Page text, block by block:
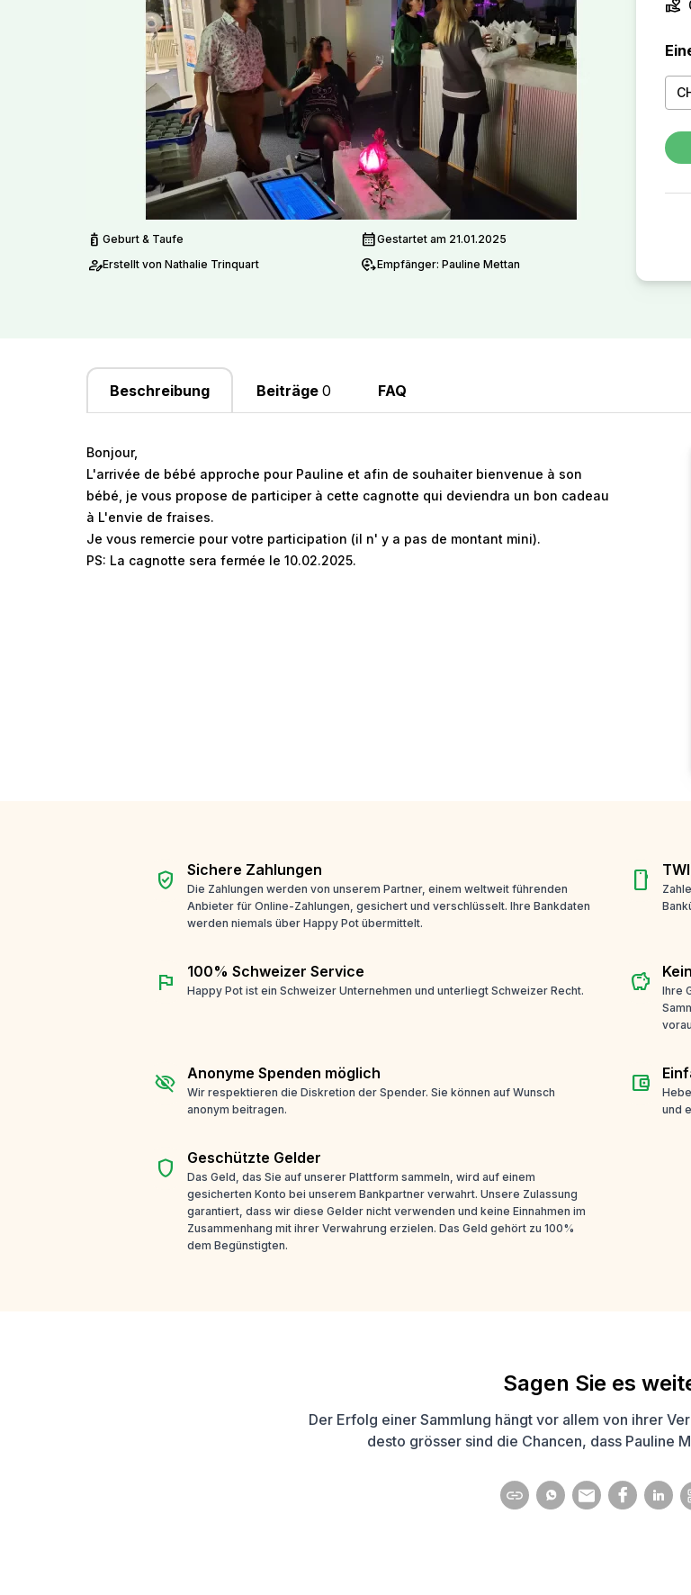
pediatrics Geburt & Taufe calendar_monthGestartet am 21.01.2025
person_editErstellt von Nathalie Trinquart move_locationEmpfänger: Pauline Mettan
volunteer_activism
Beschreibung Beiträge 0 FAQ
Bonjour,
L'arrivée de bébé approche pour Pauline et afin de souhaiter bienvenue à son
bébé, je vous propose de participer à cette cagnotte qui deviendra un bon cadeau
à L'envie de fraises.
Je vous remercie pour votre participation (il n' y a pas de montant mini).
PS: La cagnotte sera fermée le 10.02.2025.
verified_user Sichere Zahlungen
Die Zahlungen werden von unserem Partner, einem weltweit führenden
Anbieter für Online-Zahlungen, gesichert und verschlüsselt. Ihre Bankdaten
werden niemals über Happy Pot übermittelt.
smartphone
flag 100% Schweizer Service
Happy Pot ist ein Schweizer Unternehmen und unterliegt Schweizer Recht. savings
Ihre
visibility_off Anonyme Spenden möglich
Wir respektieren die Diskretion der Spender. Sie können auf Wunsch
anonym beitragen.
account_balance_wallet
und
shield Geschützte Gelder
Das Geld, das Sie auf unserer Plattform sammeln, wird auf einem
gesicherten Konto bei unserem Bankpartner verwahrt. Unsere Zulassung
garantiert, dass wir diese Gelder nicht verwenden und keine Einnahmen im
Zusammenhang mit ihrer Verwahrung erzielen. Das Geld gehört zu 100%
dem Begünstigten.
Sagen Sie es
Der Erfolg einer Sammlung hängt vor allem von ihrer
desto grösser sind die Chancen, dass Pauline